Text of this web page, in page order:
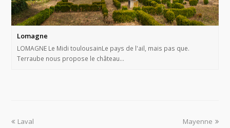
Lomagne
LOMAGNE Le Midi toulousainLe pays de l'ail, mais pas que.
Terraube nous propose le château…
Laval Mayenne